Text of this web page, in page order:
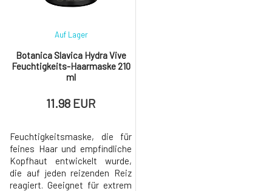
Botanica Slavica Hydra Vive
Feuchtigkeits-Haarmaske 210
ml
Auf Lager
11.98 EUR
Feuchtigkeitsmaske, die für
feines Haar und empfindliche
Kopfhaut entwickelt wurde,
die auf jeden reizenden Reiz
reagiert. Geeignet für extrem